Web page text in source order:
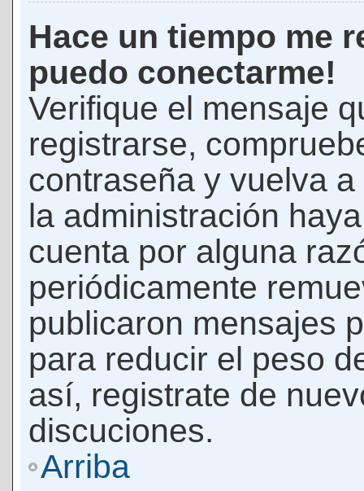
Hace un tiempo me
puedo conectarme!
Verifique el mensaje
registrarse,
contraseña y vuelva
la administración
cuenta por alguna
periódicamente
publicaron mensajes
para reducir el peso
así, registrate de
discuciones.
Arriba